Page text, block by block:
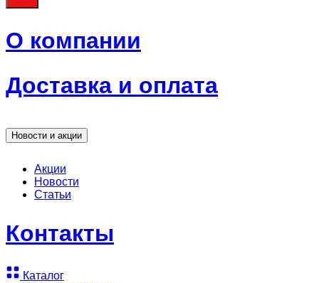
О компании
Доставка и оплата
Новости и акции
Акции
Новости
Статьи
Контакты
Каталог